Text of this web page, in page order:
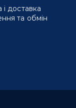
і доставка
та обмін